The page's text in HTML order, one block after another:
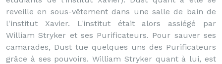
reveille en sous-vêtement dans une salle de bain de
l'institut Xavier. L'institut était alors assiégé par
William Stryker et ses Purificateurs. Pour sauver ses
camarades, Dust tue quelques uns des Purificateurs
grâce à ses pouvoirs. William Stryker quant à lui, est